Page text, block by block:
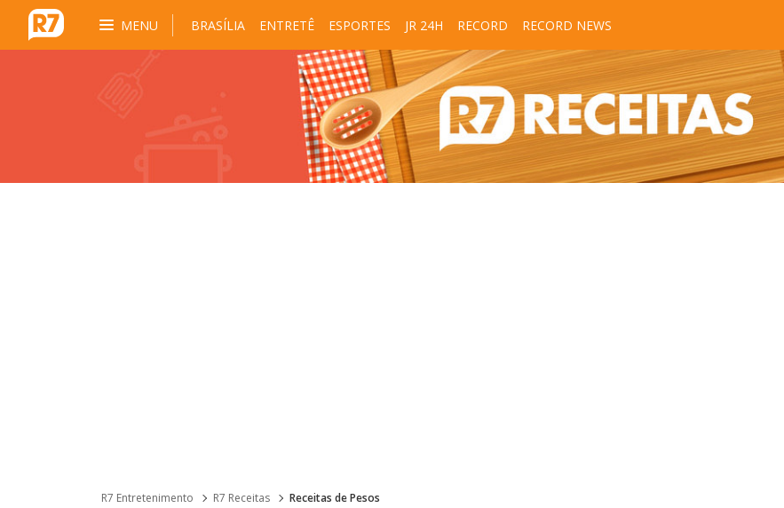
MENU BRASÍLIA ENTRETÊ ESPORTES JR 24H RECORD RECORD NEWS
R7 Entretenimento R7 Receitas Receitas de Pesos